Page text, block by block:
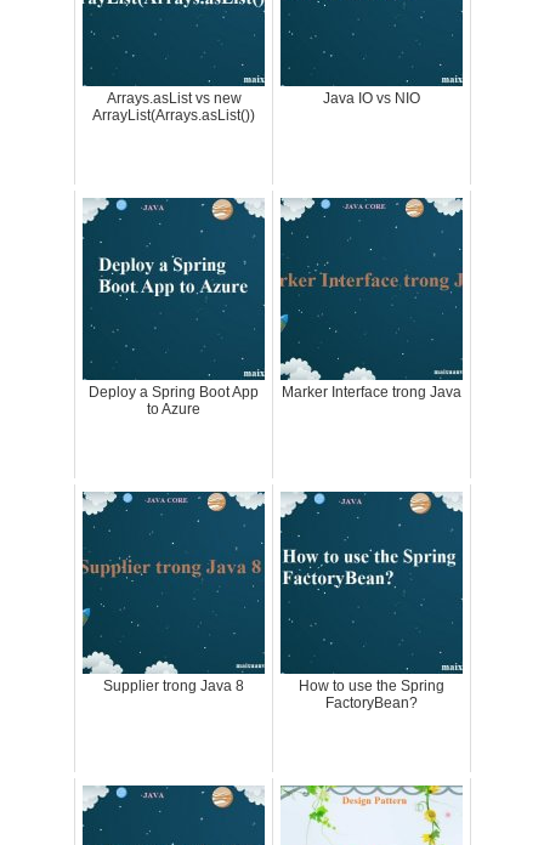
Arrays.asList vs new
ArrayList(Arrays.asList())
Java IO vs NIO
Deploy a Spring Boot App
to Azure
Marker Interface trong Java
Supplier trong Java 8
How to use the Spring
FactoryBean?